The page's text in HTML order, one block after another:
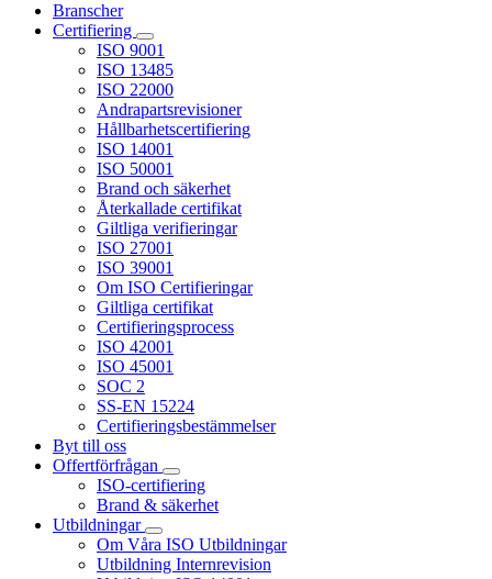
Branscher
Certifiering
ISO 9001
ISO 13485
ISO 22000
Andrapartsrevisioner
Hållbarhetscertifiering
ISO 14001
ISO 50001
Brand och säkerhet
Återkallade certifikat
Giltliga verifieringar
ISO 27001
ISO 39001
Om ISO Certifieringar
Giltliga certifikat
Certifieringsprocess
ISO 42001
ISO 45001
SOC 2
SS-EN 15224
Certifieringsbestämmelser
Byt till oss
Offertförfrågan
ISO-certifiering
Brand & säkerhet
Utbildningar
Om Våra ISO Utbildningar
Utbildning Internrevision